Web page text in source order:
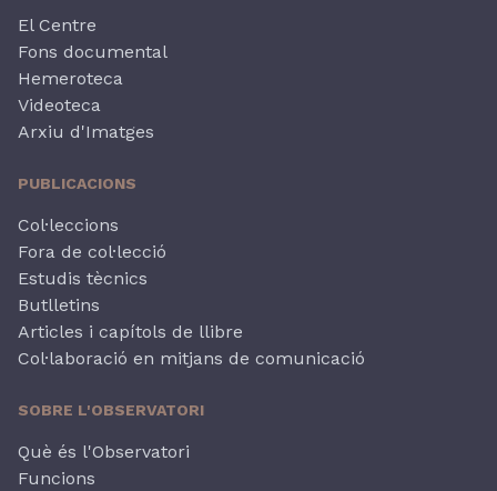
El Centre
Fons documental
Hemeroteca
Videoteca
Arxiu d'Imatges
PUBLICACIONS
Col·leccions
Fora de col·lecció
Estudis tècnics
Butlletins
Articles i capítols de llibre
Col·laboració en mitjans de comunicació
SOBRE L'OBSERVATORI
Què és l'Observatori
Funcions